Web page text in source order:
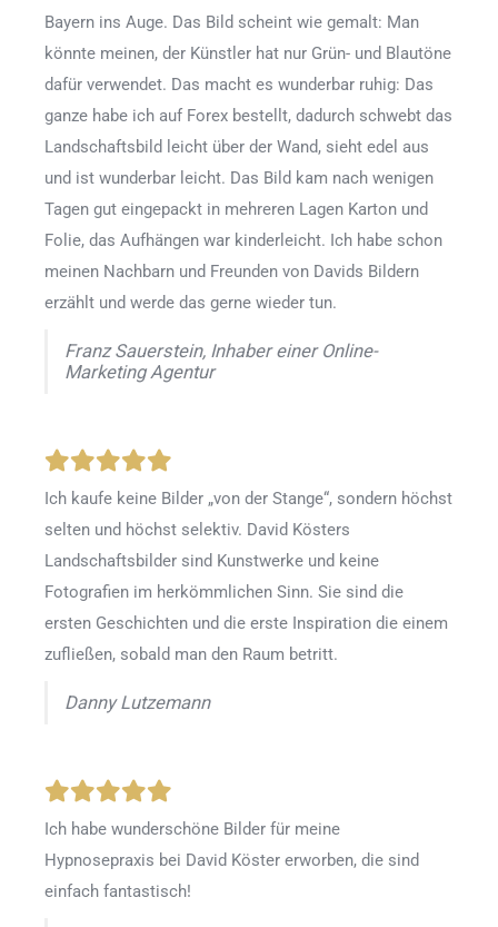
Bayern ins Auge. Das Bild scheint wie gemalt: Man
könnte meinen, der Künstler hat nur Grün- und Blautöne
dafür verwendet. Das macht es wunderbar ruhig: Das
ganze habe ich auf Forex bestellt, dadurch schwebt das
Landschaftsbild leicht über der Wand, sieht edel aus
und ist wunderbar leicht. Das Bild kam nach wenigen
Tagen gut eingepackt in mehreren Lagen Karton und
Folie, das Aufhängen war kinderleicht. Ich habe schon
meinen Nachbarn und Freunden von Davids Bildern
erzählt und werde das gerne wieder tun.
Franz Sauerstein, Inhaber einer Online-
Marketing Agentur
Ich kaufe keine Bilder „von der Stange“, sondern höchst
selten und höchst selektiv. David Kösters
Landschaftsbilder sind Kunstwerke und keine
Fotografien im herkömmlichen Sinn. Sie sind die
ersten Geschichten und die erste Inspiration die einem
zufließen, sobald man den Raum betritt.
Danny Lutzemann
Ich habe wunderschöne Bilder für meine
Hypnosepraxis bei David Köster erworben, die sind
einfach fantastisch!